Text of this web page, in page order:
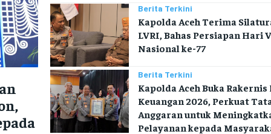
Berita Terkini
Kapolda Aceh Terima
LVRI, Bahas Persiapan Hari
Nasional ke-77
Berita Terkini
Kapolda Aceh Buka Rakernis
Keuangan 2026, Perkuat
Anggaran untuk
Pelayanan kepada